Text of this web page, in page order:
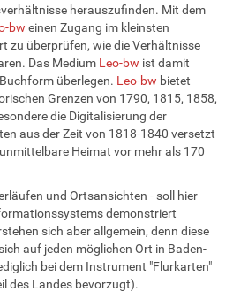
herauszufinden. Mit dem
bw einen Zugang im kleinsten
zu überprüfen, wie die Verhältnisse
Das Medium Leo-bw ist damit
überlegen. Leo-bw bietet
Grenzen von 1790, 1815, 1858,
die Digitalisierung der
aus der Zeit von 1818-1840 versetzt
Heimat vor mehr als 170
und Ortsansichten - soll hier
demonstriert
sich aber allgemein, denn diese
auf jeden möglichen Ort in Baden-
bei dem Instrument "Flurkarten"
des Landes bevorzugt).